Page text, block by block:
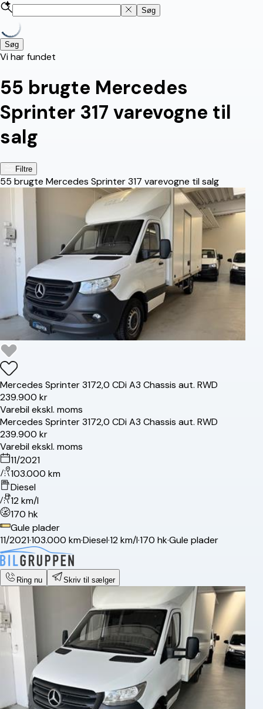
Søg
Søg
Vi har fundet
55 brugte Mercedes
Sprinter 317 varevogne til
salg
Filtre
55 brugte Mercedes Sprinter 317 varevogne til salg
Mercedes Sprinter 3172,0 CDi A3 Chassis aut. RWD
239.900 kr
Varebil ekskl. moms
Mercedes Sprinter 3172,0 CDi A3 Chassis aut. RWD
239.900 kr
Varebil ekskl. moms
11/2021
103.000 km
Diesel
12 km/l
170 hk
Gule plader
11/2021·103.000 km·Diesel·12 km/l·170 hk·Gule plader
Ring nu Skriv til sælger